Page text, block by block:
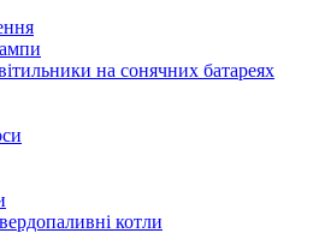
на сонячних батареях
котли